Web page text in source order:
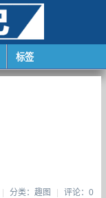
标签
| 分类：趣图 | 评论：0